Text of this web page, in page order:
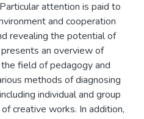
attention is paid to
and cooperation
revealing the potential of
an overview of
field of pedagogy and
methods of diagnosing
individual and group
creative works. In addition,